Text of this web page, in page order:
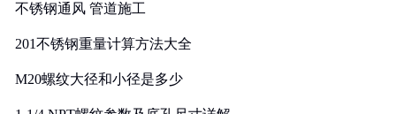
不锈钢通风 管道施工
201不锈钢重量计算方法大全
M20螺纹大径和小径是多少